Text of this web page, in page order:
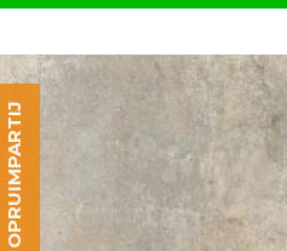
OPRUIMPARTIJ